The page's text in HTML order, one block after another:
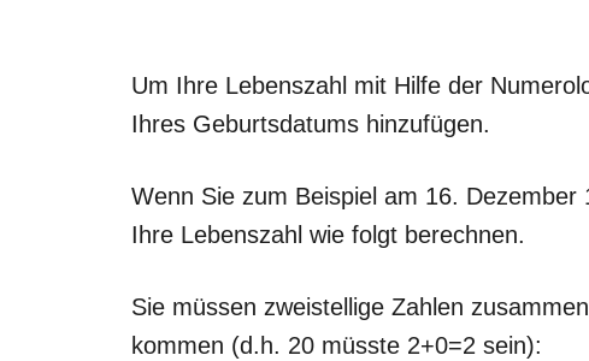
Um Ihre Lebenszahl mit Hilfe der
Ihres Geburtsdatums hinzufügen.
Wenn Sie zum Beispiel am 16.
Ihre Lebenszahl wie folgt berechnen.
Sie müssen zweistellige Zahlen
kommen (d.h. 20 müsste 2+0=2 sein):